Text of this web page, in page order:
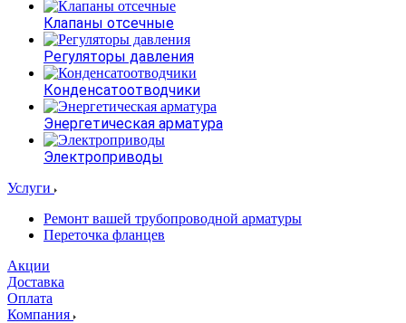
Клапаны отсечные
Регуляторы давления
Конденсатоотводчики
Энергетическая арматура
Электроприводы
Услуги
Ремонт вашей трубопроводной арматуры
Переточка фланцев
Акции
Доставка
Оплата
Компания